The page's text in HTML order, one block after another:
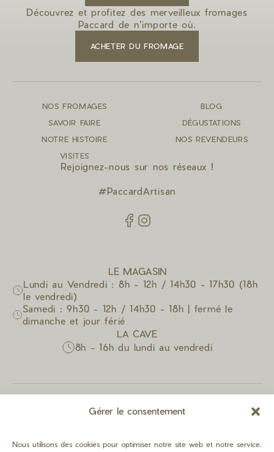
Gérer le consentement
Nous utilisons des cookies pour optimiser notre site web et notre service.
Découvrez et profitez des merveilleux fromages
Paccard de n’importe où.
ACHETER DU FROMAGE
NOS FROMAGES
BLOG
SAVOIR FAIRE
DÉGUSTATIONS
NOTRE HISTOIRE
NOS REVENDEURS
VISITES
Rejoignez-nous sur nos réseaux !
#PaccardArtisan
LE MAGASIN
Lundi au Vendredi : 8h - 12h / 14h30 - 17h30 (18h
le vendredi)
Samedi : 9h30 - 12h / 14h30 - 18h | fermé le
dimanche et jour férié
LA CAVE
8h - 16h du lundi au vendredi